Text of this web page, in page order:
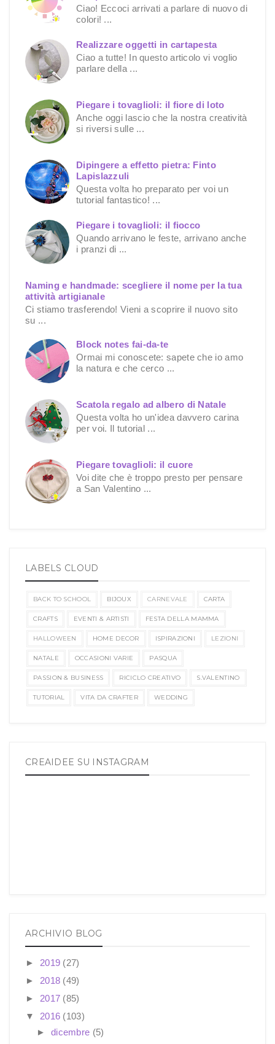
Ciao! Eccoci arrivati a parlare di nuovo di
colori! ...
Realizzare oggetti in cartapesta
Ciao a tutte! In questo articolo vi voglio
parlare della ...
Piegare i tovaglioli: il fiore di loto
Anche oggi lascio che la nostra creatività
si riversi sulle ...
Dipingere a effetto pietra: Finto
Lapislazzuli
Questa volta ho preparato per voi un
tutorial fantastico! ...
Piegare i tovaglioli: il fiocco
Quando arrivano le feste, arrivano anche
i pranzi di ...
Naming e handmade: scegliere il nome per la tua
attività artigianale
Ci stiamo trasferendo! Vieni a scoprire il nuovo sito
su ...
Block notes fai-da-te
Ormai mi conoscete: sapete che io amo
la natura e che cerco ...
Scatola regalo ad albero di Natale
Questa volta ho un'idea davvero carina
per voi. Il tutorial ...
Piegare tovaglioli: il cuore
Voi dite che è troppo presto per pensare
a San Valentino ...
LABELS CLOUD
BACK TO SCHOOL BIJOUX CARNEVALE CARTA
CRAFTS EVENTI & ARTISTI FESTA DELLA MAMMA
HALLOWEEN HOME DECOR ISPIRAZIONI LEZIONI
NATALE OCCASIONI VARIE PASQUA
PASSION & BUSINESS RICICLO CREATIVO S.VALENTINO
TUTORIAL VITA DA CRAFTER WEDDING
CREAIDEE SU INSTAGRAM
ARCHIVIO BLOG
► 2019 (27)
► 2018 (49)
► 2017 (85)
▼ 2016 (103)
► dicembre (5)